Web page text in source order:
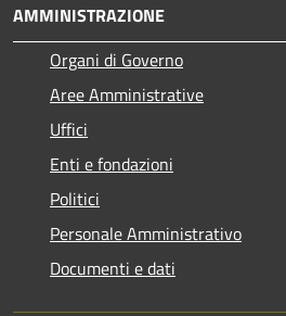
AMMINISTRAZIONE
Organi di Governo
Aree Amministrative
Uffici
Enti e fondazioni
Politici
Personale Amministrativo
Documenti e dati